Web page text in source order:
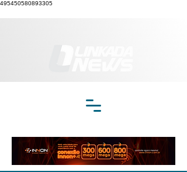
495450580893305